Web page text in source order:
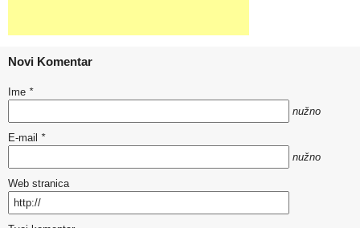
Novi Komentar
Ime *
nužno
E-mail *
nužno
Web stranica